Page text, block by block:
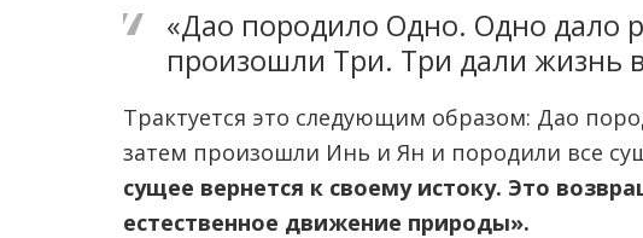
«Дао породило Одно. Одно дало
произошли Три. Три дали жизнь
Трактуется это следующим образом: Дао
затем произошли Инь и Ян и породили все
сущее вернется к своему истоку. Это
естественное движение природы».